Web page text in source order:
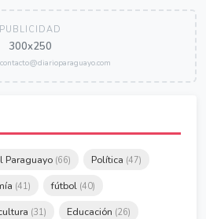
PUBLICIDAD
300x250
Paraguayo (66) Política (47)
(41) fútbol (40)
(31) Educación (26)